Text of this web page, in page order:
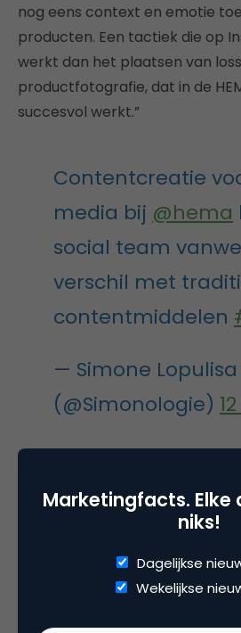
nog eens context en emotie
producten. Een tactiek die op
werkt dan het plaatsen van
productfotografie, dat in de
succesvol werkt.”
Contentcreatie
media bij @hema
social team
verschil met
contentmiddelen
— Simone Lopulisa
(@Simonologie)
“Op dit moment wordt zo’n
content door onze fans
reposten van hen, wordt dat
het succes zijn wij gestopt met
vragen en doen wij het
Marketingfacts. Elke
niks!
Dagelijkse
Wekelijkse